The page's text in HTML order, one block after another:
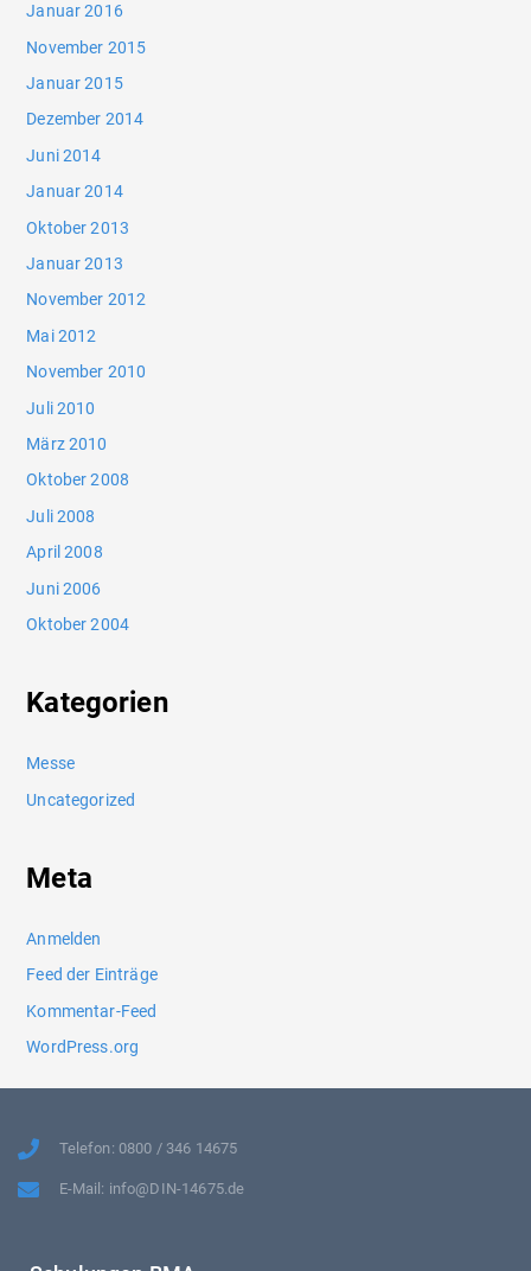
Januar 2016
November 2015
Januar 2015
Dezember 2014
Juni 2014
Januar 2014
Oktober 2013
Januar 2013
November 2012
Mai 2012
November 2010
Juli 2010
März 2010
Oktober 2008
Juli 2008
April 2008
Juni 2006
Oktober 2004
Kategorien
Messe
Uncategorized
Meta
Anmelden
Feed der Einträge
Kommentar-Feed
WordPress.org
Telefon: 0800 / 346 14675
E-Mail: info@DIN-14675.de